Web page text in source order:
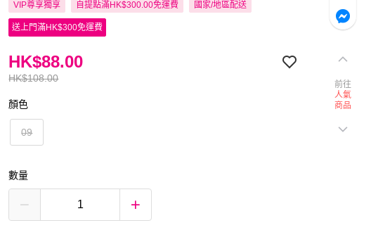
VIP尊享獨享 自提點滿HK$300.00免運費 國家/地區配送
送上門滿HK$300免運費
HK$108.00
HK$88.00
顏色
09
數量
前往
人氣
商品